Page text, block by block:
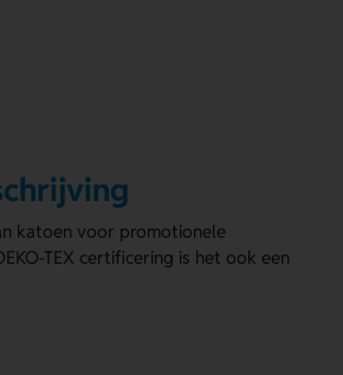
katoen voor promotionele
TEX certificering is het ook een